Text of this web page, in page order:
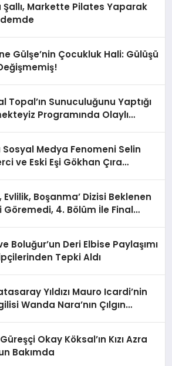
Şallı, Markette Pilates Yaparak
Gülşe’nin Çocukluk Hali: Gülüşü
Topal’ın Sunuculuğunu Yaptığı
Programında Olaylı
Sosyal Medya Fenomeni Selin
ve Eski Eşi Gökhan Çıra
Evlilik, Boşanma’ Dizisi Beklenen
Göremedi, 4. Bölüm İle Final
Boluğur’un Deri Elbise Paylaşımı
Tepki Aldı
Yıldızı Mauro Icardi’nin
Wanda Nara’nın Çılgın
Okay Köksal’ın Kızı Azra
Bakımda